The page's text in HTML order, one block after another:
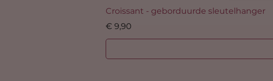
Croissant - geborduurde sleutelhanger
Prijs
€ 9,90